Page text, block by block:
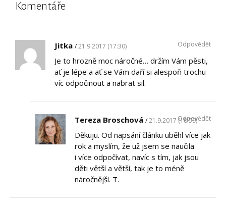
Komentáře
Jitka 21.9.2017 (17:30)
Je to hrozně moc náročné… držím Vám pěsti,
ať je lépe a ať se Vám daří si alespoň trochu
víc odpočinout a nabrat sil.
Odpovědět
Tereza Broschová 21.9.2017 (18:59)
Děkuju. Od napsání článku uběhl více jak
rok a myslím, že už jsem se naučila
i více odpočívat, navíc s tím, jak jsou
děti větší a větší, tak je to méně
náročnější. T.
Odpovědět